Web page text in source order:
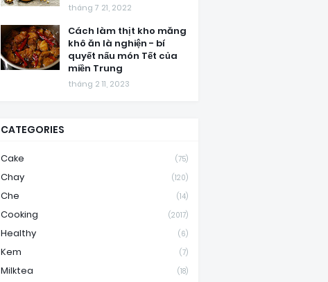
tháng 7 21, 2022
Cách làm thịt kho măng
khô ăn là nghiện - bí
quyết nấu món Tết của
miền Trung
tháng 2 11, 2023
CATEGORIES
Cake (75)
Chay (120)
Che (14)
Cooking (2017)
Healthy (6)
Kem (7)
Milktea (18)